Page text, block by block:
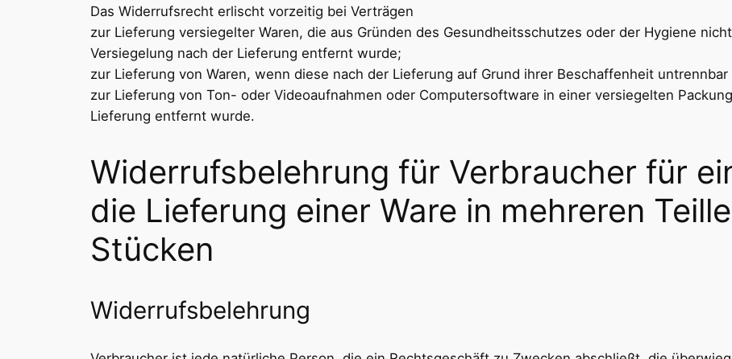
Das Widerrufsrecht erlischt vorzeitig bei Verträgen
zur Lieferung versiegelter Waren, die aus Gründen des Gesundheitsschutzes oder der Hygiene
Versiegelung nach der Lieferung entfernt wurde;
zur Lieferung von Waren, wenn diese nach der Lieferung auf Grund ihrer Beschaffenheit
zur Lieferung von Ton- oder Videoaufnahmen oder Computersoftware in einer versiegelten
Lieferung entfernt wurde.
Widerrufsbelehrung für Verbraucher für
die Lieferung einer Ware in mehreren
Stücken
Widerrufsbelehrung